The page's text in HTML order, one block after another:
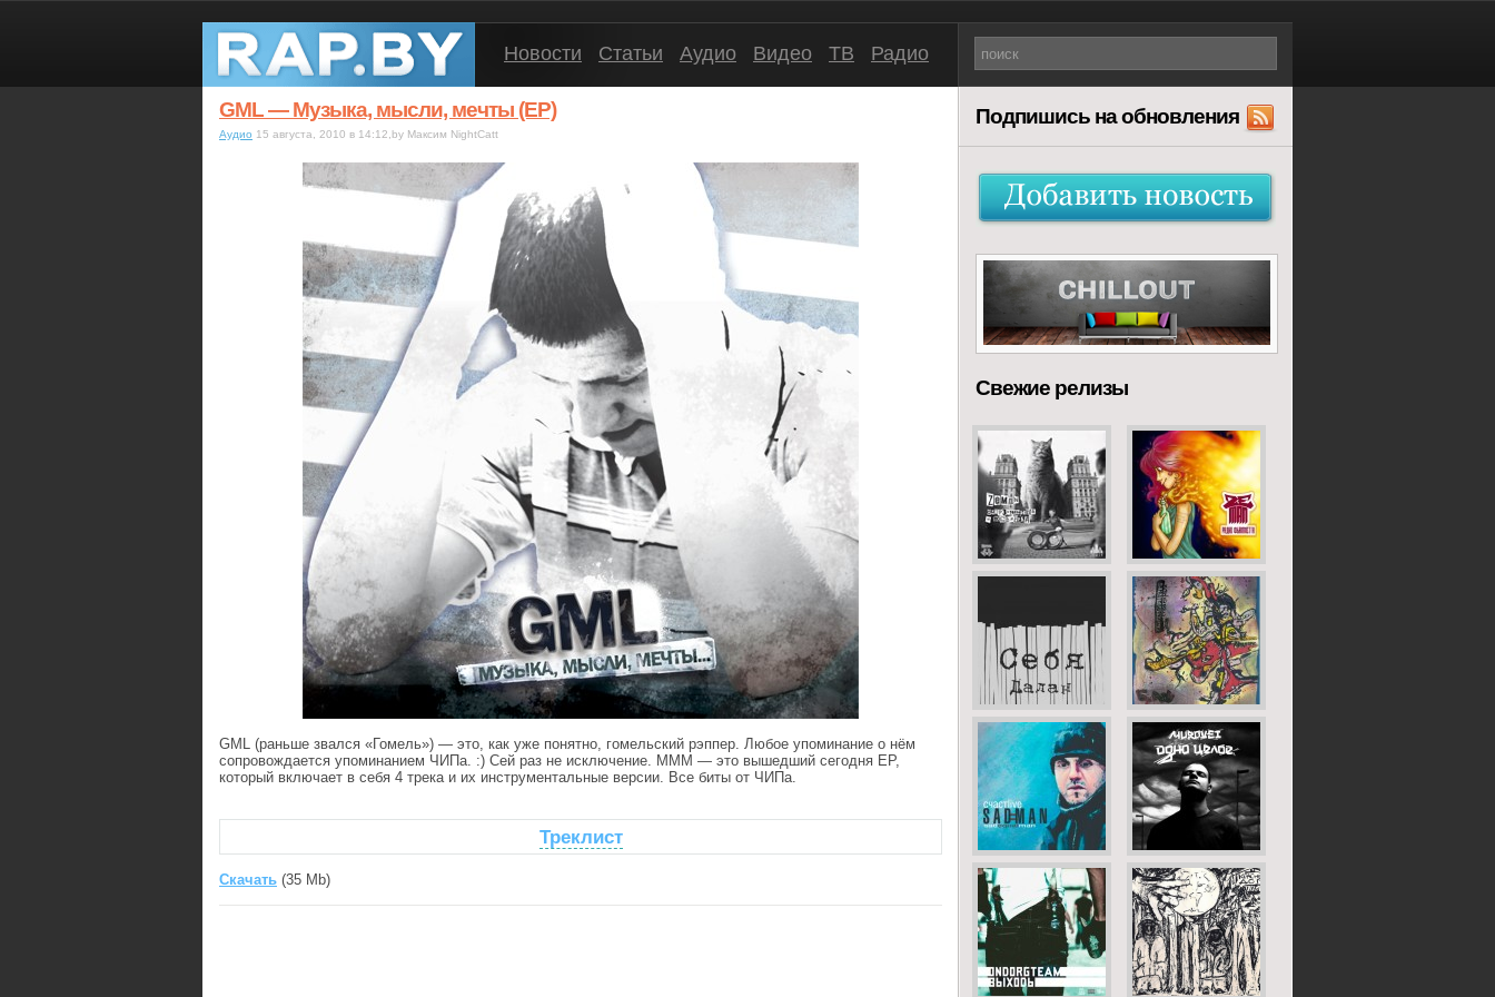
Новости Статьи Аудио Видео ТВ Радио
GML — Музыка, мысли, мечты (EP)
Аудио 15 августа, 2010 в 14:12,by Максим NightCatt
GML (раньше звался «Гомель») — это, как уже понятно, гомельский рэппер. Любое упоминание о нём
сопровождается упоминанием ЧИПа. :) Сей раз не исключение. МММ — это вышедший сегодня EP,
который включает в себя 4 трека и их инструментальные версии. Все биты от ЧИПа.
Треклист
Скачать (35 Mb)
Подпишись на обновления
Свежие релизы